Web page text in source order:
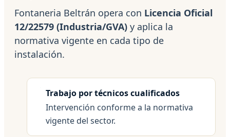
Fontaneria Beltrán opera con Licencia Oficial
12/22579 (Industria/GVA) y aplica la
normativa vigente en cada tipo de
instalación.
Trabajo por técnicos cualificados
Intervención conforme a la normativa
vigente del sector.